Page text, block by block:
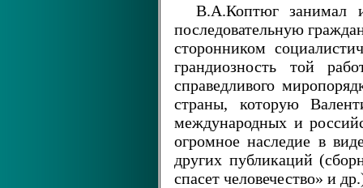
В.А.Коптюг занимал
последовательную
сторонником
грандиозность той
справедливого
страны, которую
международных и
огромное наследие в
других публикаций
спасет человечество» и